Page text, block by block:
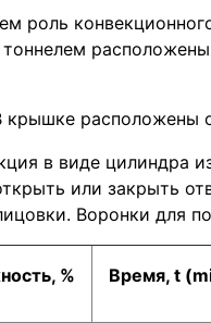
роль
расположены
в виде цилиндра
или закрыть
Воронки для
% Время, t